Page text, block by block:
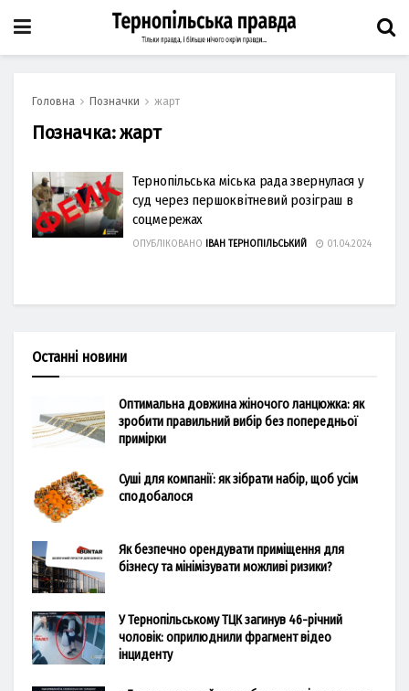
Головна Позначки жарт
Позначка:жарт
Тернопільська міська рада звернулася у
суд через першоквітневий розіграш в
соцмережах
ОПУБЛІКОВАНО ІВАН ТЕРНОПІЛЬСЬКИЙ 01.04.2024
Останні новини
Оптимальна довжина жіночого ланцюжка: як
зробити правильний вибір без попередньої
примірки
Суші для компанії: як зібрати набір, щоб усім
сподобалося
Як безпечно орендувати приміщення для
бізнесу та мінімізувати можливі ризики?
У Тернопільському ТЦК загинув 46-річний
чоловік: оприлюднили фрагмент відео
інциденту